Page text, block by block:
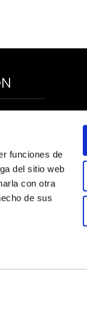
funciones de
del sitio web
con otra
de sus